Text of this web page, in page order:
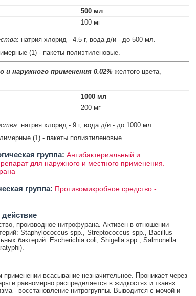
500 мл
100 мг
: натрия хлорид - 4.5 г, вода д/и - до 500 мл.
(1) - пакеты полиэтиленовые.
и наружного применения 0.02%желтого цвета,
1000 мл
200 мг
: натрия хлорид - 9 г, вода д/и - до 1000 мл.
(1) - пакеты полиэтиленовые.
группа: Антибактериальный и
для наружного и местного применения.
группа: Противомикробное средство -
производное нитрофурана. Активен в отношении
Staphylococcus spp., Streptococcus spp., Bacillus
бактерий: Escherichia coli, Shigella spp., Salmonella
всасывание незначительное. Проникает через
и равномерно распределяется в жидкостях и тканях.
- восстановление нитрогруппы. Выводится с мочой и